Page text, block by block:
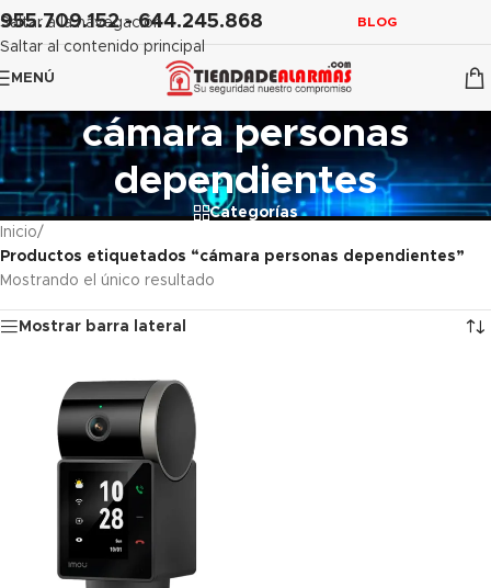
contenido
Saltar a la navegación
Saltar al contenido principal
955.709.152 - 644.245.868 BLOG
MENÚ
cámara personas
dependientes
Categorías
Inicio/
Productos etiquetados “cámara personas dependientes”
Mostrando el único resultado
Mostrar barra lateral